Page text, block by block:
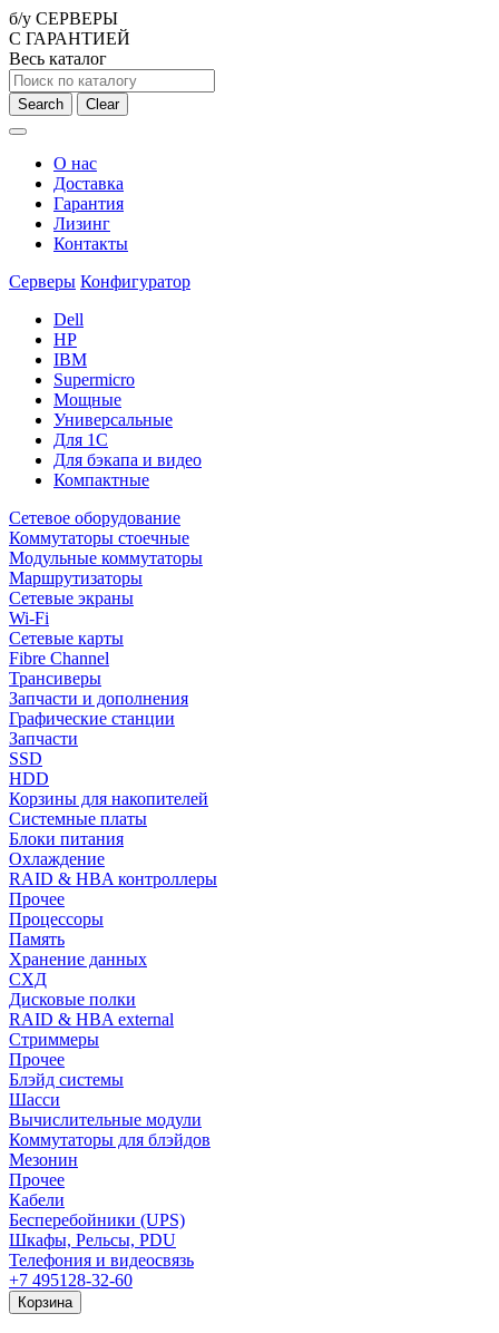
б/у СЕРВЕРЫ
С ГАРАНТИЕЙ
Весь каталог
Search Clear
О нас
Доставка
Гарантия
Лизинг
Контакты
Серверы Конфигуратор
Dell
HP
IBM
Supermicro
Мощные
Универсальные
Для 1С
Для бэкапа и видео
Компактные
Сетевое оборудование
Коммутаторы стоечные
Модульные коммутаторы
Маршрутизаторы
Сетевые экраны
Wi-Fi
Сетевые карты
Fibre Channel
Трансиверы
Запчасти и дополнения
Графические станции
Запчасти
SSD
HDD
Корзины для накопителей
Системные платы
Блоки питания
Охлаждение
RAID & HBA контроллеры
Прочее
Процессоры
Память
Хранение данных
СХД
Дисковые полки
RAID & HBA external
Стриммеры
Прочее
Блэйд системы
Шасси
Вычислительные модули
Коммутаторы для блэйдов
Мезонин
Прочее
Кабели
Бесперебойники (UPS)
Шкафы, Рельсы, PDU
Телефония и видеосвязь
+7 495128-32-60
Корзина